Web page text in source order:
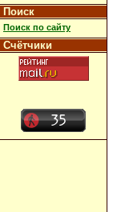
Поиск
Поиск по сайту
Счётчики